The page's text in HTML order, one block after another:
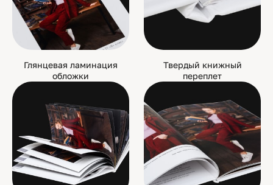
Глянцевая ламинация
обложки
Твердый книжный
переплет